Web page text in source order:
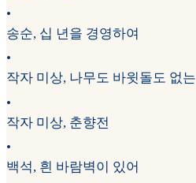
•
송순, 십 년을 경영하여
•
작자 미상, 나무도 바윗돌도 없는
•
작자 미상, 춘향전
•
백석, 흰 바람벽이 있어